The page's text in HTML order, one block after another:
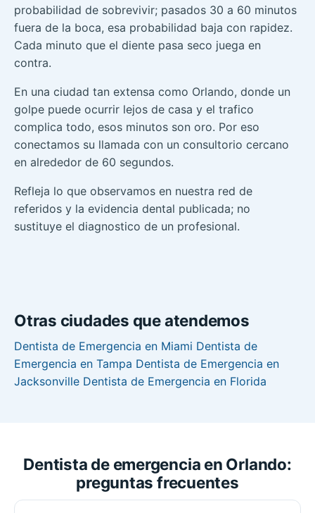
probabilidad de sobrevivir; pasados 30 a 60 minutos
fuera de la boca, esa probabilidad baja con rapidez.
Cada minuto que el diente pasa seco juega en
contra.
En una ciudad tan extensa como Orlando, donde un
golpe puede ocurrir lejos de casa y el trafico
complica todo, esos minutos son oro. Por eso
conectamos su llamada con un consultorio cercano
en alrededor de 60 segundos.
Refleja lo que observamos en nuestra red de
referidos y la evidencia dental publicada; no
sustituye el diagnostico de un profesional.
Otras ciudades que atendemos
Dentista de Emergencia en Miami Dentista de
Emergencia en Tampa Dentista de Emergencia en
Jacksonville Dentista de Emergencia en Florida
Dentista de emergencia en Orlando:
preguntas frecuentes